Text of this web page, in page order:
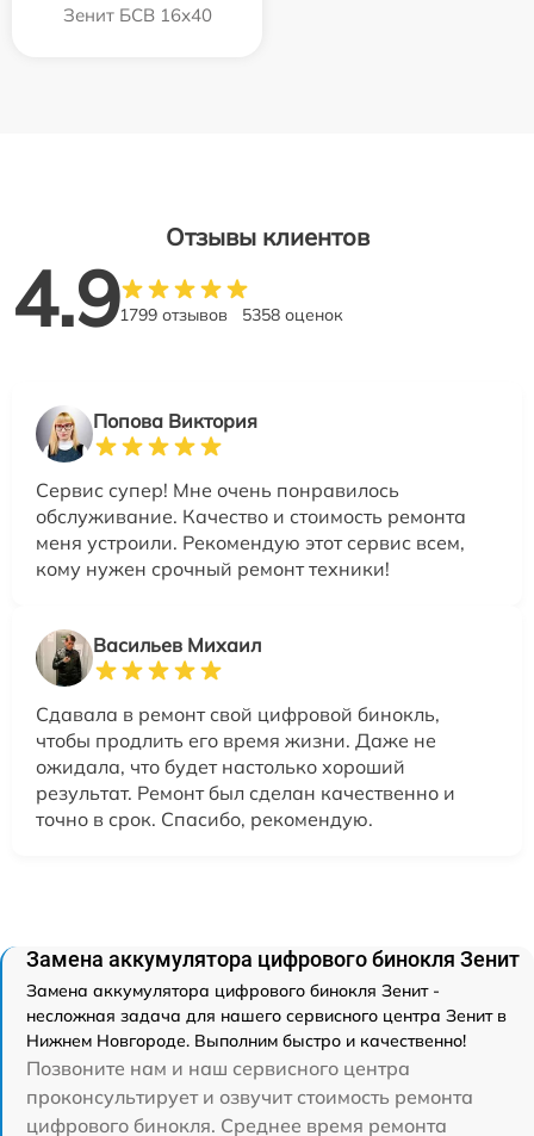
Зенит БСВ 16х40
Отзывы клиентов
4.91799 отзывов 5358 оценок
Попова Виктория
Сервис супер! Мне очень понравилось
обслуживание. Качество и стоимость ремонта
меня устроили. Рекомендую этот сервис всем,
кому нужен срочный ремонт техники!
Васильев Михаил
Сдавала в ремонт свой цифровой бинокль,
чтобы продлить его время жизни. Даже не
ожидала, что будет настолько хороший
результат. Ремонт был сделан качественно и
точно в срок. Спасибо, рекомендую.
Замена аккумулятора цифрового бинокля Зенит
Замена аккумулятора цифрового бинокля Зенит -
несложная задача для нашего сервисного центра Зенит в
Нижнем Новгороде. Выполним быстро и качественно!
Позвоните нам и наш сервисного центра
проконсультирует и озвучит стоимость ремонта
цифрового бинокля. Среднее время ремонта